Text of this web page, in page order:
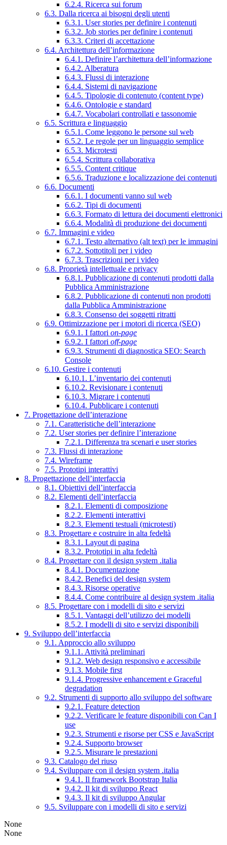
6.2.4. Ricerca sui forum
6.3. Dalla ricerca ai bisogni degli utenti
6.3.1. User stories per definire i contenuti
6.3.2. Job stories per definire i contenuti
6.3.3. Criteri di accettazione
6.4. Architettura dell’informazione
6.4.1. Definire l’architettura dell’informazione
6.4.2. Alberatura
6.4.3. Flussi di interazione
6.4.4. Sistemi di navigazione
6.4.5. Tipologie di contenuto (content type)
6.4.6. Ontologie e standard
6.4.7. Vocabolari controllati e tassonomie
6.5. Scrittura e linguaggio
6.5.1. Come leggono le persone sul web
6.5.2. Le regole per un linguaggio semplice
6.5.3. Microtesti
6.5.4. Scrittura collaborativa
6.5.5. Content critique
6.5.6. Traduzione e localizzazione dei contenuti
6.6. Documenti
6.6.1. I documenti vanno sul web
6.6.2. Tipi di documenti
6.6.3. Formato di lettura dei documenti elettronici
6.6.4. Modalità di produzione dei documenti
6.7. Immagini e video
6.7.1. Testo alternativo (alt text) per le immagini
6.7.2. Sottotitoli per i video
6.7.3. Trascrizioni per i video
6.8. Proprietà intellettuale e privacy
6.8.1. Pubblicazione di contenuti prodotti dalla
Pubblica Amministrazione
6.8.2. Pubblicazione di contenuti non prodotti
dalla Pubblica Amministrazione
6.8.3. Consenso dei soggetti ritratti
6.9. Ottimizzazione per i motori di ricerca (SEO)
6.9.1. I fattori on-page
6.9.2. I fattori off-page
6.9.3. Strumenti di diagnostica SEO: Search
Console
6.10. Gestire i contenuti
6.10.1. L’inventario dei contenuti
6.10.2. Revisionare i contenuti
6.10.3. Migrare i contenuti
6.10.4. Pubblicare i contenuti
7. Progettazione dell’interazione
7.1. Caratteristiche dell’interazione
7.2. User stories per definire l’interazione
7.2.1. Differenza tra scenari e user stories
7.3. Flussi di interazione
7.4. Wireframe
7.5. Prototipi interattivi
8. Progettazione dell’interfaccia
8.1. Obiettivi dell’interfaccia
8.2. Elementi dell’interfaccia
8.2.1. Elementi di composizione
8.2.2. Elementi interattivi
8.2.3. Elementi testuali (microtesti)
8.3. Progettare e costruire in alta fedeltà
8.3.1. Layout di pagina
8.3.2. Prototipi in alta fedeltà
8.4. Progettare con il design system .italia
8.4.1. Documentazione
8.4.2. Benefici del design system
8.4.3. Risorse operative
8.4.4. Come contribuire al design system .italia
8.5. Progettare con i modelli di sito e servizi
8.5.1. Vantaggi dell’utilizzo dei modelli
8.5.2. I modelli di sito e servizi disponibili
9. Sviluppo dell’interfaccia
9.1. Approccio allo sviluppo
9.1.1. Attività preliminari
9.1.2. Web design responsivo e accessibile
9.1.3. Mobile first
9.1.4. Progressive enhancement e Graceful
degradation
9.2. Strumenti di supporto allo sviluppo del software
9.2.1. Feature detection
9.2.2. Verificare le feature disponibili con Can I
use
9.2.3. Strumenti e risorse per CSS e JavaScript
9.2.4. Supporto browser
9.2.5. Misurare le prestazioni
9.3. Catalogo del riuso
9.4. Sviluppare con il design system .italia
9.4.1. Il framework Bootstrap Italia
9.4.2. Il kit di sviluppo React
9.4.3. Il kit di sviluppo Angular
9.5. Sviluppare con i modelli di sito e servizi
None
None